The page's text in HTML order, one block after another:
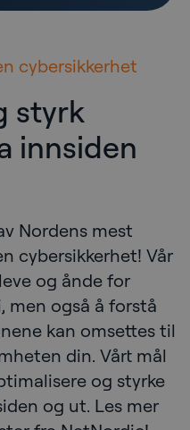
cybersikkerhet
styrk
innsiden
Nordens mest
cybersikkerhet! Vår
og ånde for
men også å forstå
kan omsettes til
din. Vårt mål
og styrke
og ut. Les mer